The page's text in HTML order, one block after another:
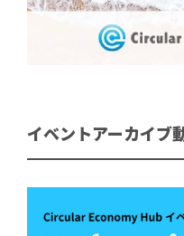
イベントアーカイブ